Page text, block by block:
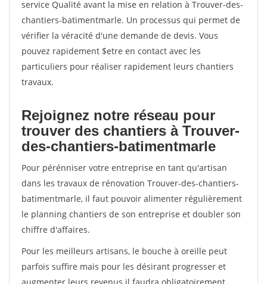
service Qualité avant la mise en relation à Trouver-des-
chantiers-batimentmarle. Un processus qui permet de
vérifier la véracité d'une demande de devis. Vous
pouvez rapidement $etre en contact avec les
particuliers pour réaliser rapidement leurs chantiers
travaux.
Rejoignez notre réseau pour
trouver des chantiers à Trouver-
des-chantiers-batimentmarle
Pour pérénniser votre entreprise en tant qu'artisan
dans les travaux de rénovation Trouver-des-chantiers-
batimentmarle, il faut pouvoir alimenter régulièrement
le planning chantiers de son entreprise et doubler son
chiffre d'affaires.
Pour les meilleurs artisans, le bouche à oreille peut
parfois suffire mais pour les désirant progresser et